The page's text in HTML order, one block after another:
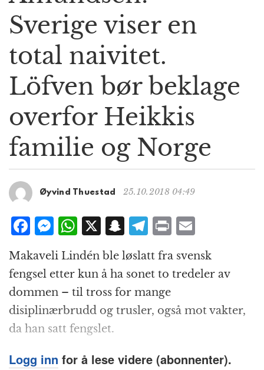
a
t
o
n
Sverige viser en
total naivitet.
Löfven bør beklage
overfor Heikkis
familie og Norge
Øyvind Thuestad 25.10.2018 04:49
F
c
e
b
o
o
k
M
e
ss
e
n
g
e
r
W
h
at
s
A
p
p
X S
n
a
p
c
h
T
el
e
g
r
a
P
n
t
m
ai
l
Makaveli Lindén ble løslatt fra svensk
fengsel etter kun å ha sonet to tredeler av
dommen – til tross for mange
disiplinærbrudd og trusler, også mot vakter,
da han satt fengslet.
Logg inn for å lese videre (abonnenter).